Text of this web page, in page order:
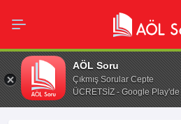
AÖL Soru
Çıkmış Sorular Cepte
ÜCRETSİZ - Google Play'de